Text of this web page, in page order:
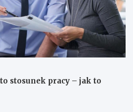
stosunek pracy – jak to